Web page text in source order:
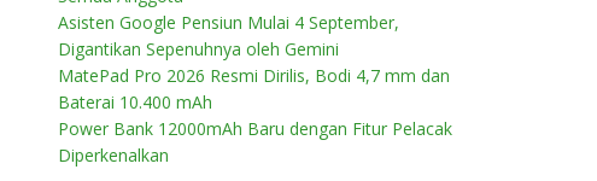
Asisten Google Pensiun Mulai 4 September,
Digantikan Sepenuhnya oleh Gemini
MatePad Pro 2026 Resmi Dirilis, Bodi 4,7 mm dan
Baterai 10.400 mAh
Power Bank 12000mAh Baru dengan Fitur Pelacak
Diperkenalkan